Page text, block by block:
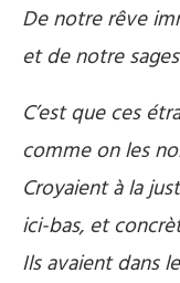
De notre rêve
et de notre
C’est que ces
comme on les
Croyaient à la
ici-bas, et
Ils avaient dans